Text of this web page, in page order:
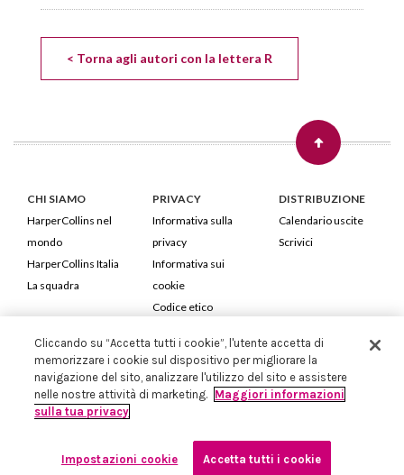
< Torna agli autori con la lettera R
CHI SIAMO
HarperCollins nel
mondo
HarperCollins Italia
La squadra
PRIVACY
Informativa sulla
privacy
Informativa sui
cookie
Codice etico
DISTRIBUZIONE
Calendario uscite
Scrivici
HarperCollins Italia S.p.A. Viale Monte Nero, 84 - 20135 Milano
Cod. Fiscale e P.IVA 05946780151 - Capitale Sociale 258.250 €
Iscritta in Milano al Registro delle imprese nr.198004 e REA nr.1051898
Cliccando su “Accetta tutti i cookie”, l'utente accetta di
memorizzare i cookie sul dispositivo per migliorare la
navigazione del sito, analizzare l'utilizzo del sito e assistere
nelle nostre attività di marketing. Maggiori informazioni
sulla tua privacy
Impostazioni cookie Accetta tutti i cookie